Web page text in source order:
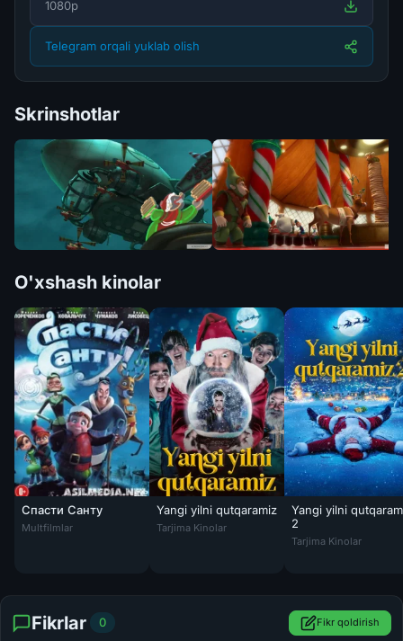
1080p
Telegram orqali yuklab olish
Skrinshotlar
O'xshash kinolar
Спасти Санту
Multfilmlar
Yangi yilni qutqaramiz
Yangi yilni qutqaramiz / Qorboboni
Tarjima Kinolar
Yangi yilni
2
Yangi yilni
Tarjima Kinolar
Fikrlar 0 Fikr qoldirish